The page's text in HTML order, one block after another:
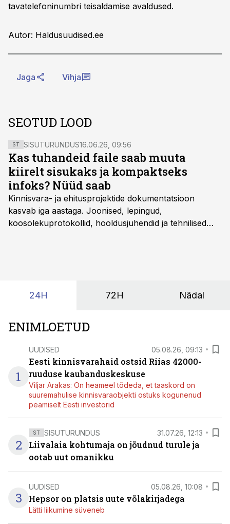
tavatelefoninumbri teisaldamise avaldused.
Autor: Haldusuudised.ee
Jaga Vihja
SEOTUD LOOD
ST SISUTURUNDUS16.06.26, 09:56
Kas tuhandeid faile saab muuta
kiirelt sisukaks ja kompaktseks
infoks? Nüüd saab
Kinnisvara- ja ehitusprojektide dokumentatsioon
kasvab iga aastaga. Joonised, lepingud,
koosolekuprotokollid, hooldusjuhendid ja tehnilised
24H 72H Nädal
ENIMLOETUD
1
UUDISED 05.08.26, 09:13
Eesti kinnisvarahaid ostsid Riias 42000-
ruuduse kaubanduskeskuse
Viljar Arakas: On heameel tõdeda, et taaskord on
suuremahulise kinnisvaraobjekti ostuks kogunenud
peamiselt Eesti investorid
2
ST SISUTURUNDUS 31.07.26, 12:13
Liivalaia kohtumaja on jõudnud turule ja
ootab uut omanikku
3
UUDISED 05.08.26, 10:08
Hepsor on platsis uute võlakirjadega
Lätti liikumine süveneb